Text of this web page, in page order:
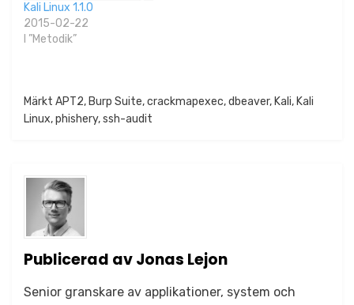
Kali Linux 1.1.0
2015-02-22
I ”Metodik”
Publicerat iNyheter
Märkt APT2, Burp Suite,crackmapexec,dbeaver, Kali, Kali
Linux,phishery,ssh-audit
Publicerad avJonas Lejon
Senior granskare av applikationer, system och